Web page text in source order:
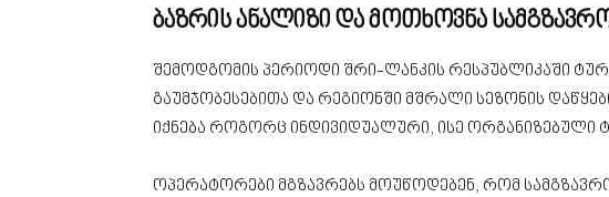
ბაზრის ანალიზი და მოთხოვნა სამგზავრო
შემოდგომის პერიოდი შრი-ლანკის რესპუბლიკაში
გაუმჯობესებითა და რეგიონში მშრალი სეზონის
იქნება როგორც ინდივიდუალური, ისე ორგანიზებული
ოპერატორები მგზავრებს მოუწოდებენ, რომ